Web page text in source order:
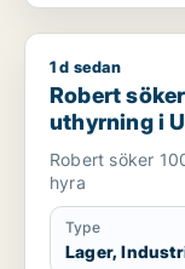
Robert söker
1 d sedan
Robert
uthyrning i
eller Järfälla
Robert söker
hyra
Type
Lager,